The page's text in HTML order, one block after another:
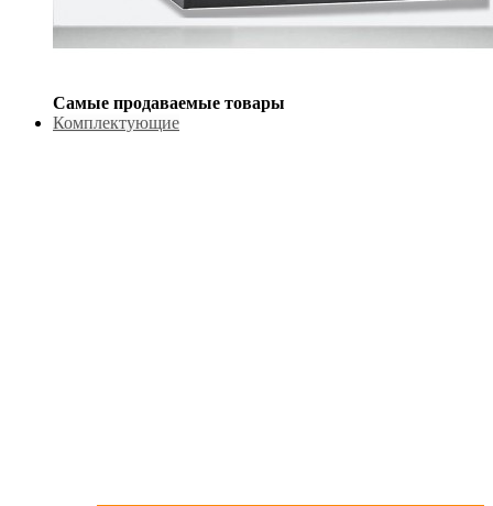
Самые продаваемые товары
Комплектующие